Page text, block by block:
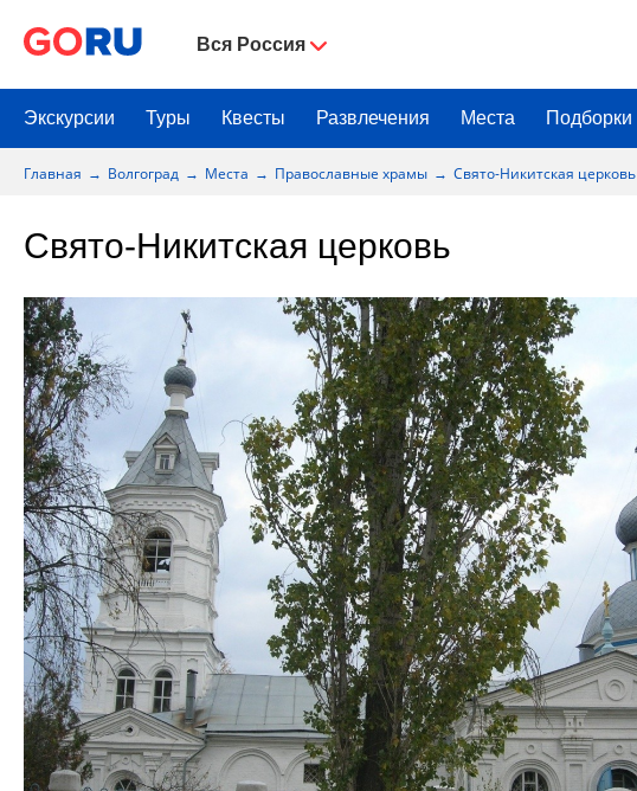
Вся Россия
Экскурсии Туры Квесты Развлечения Места Подборки
Главная Волгоград Места Православные храмы Свято-Никитская церковь
Свято-Никитская церковь